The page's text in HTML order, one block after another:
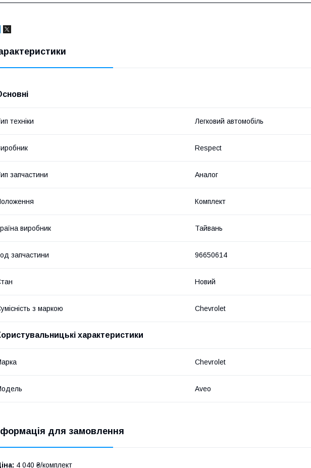
техніки Легковий автомобіль
Respect
запчастини Аналог
Комплект
виробник Тайвань
запчастини 96650614
Новий
з маркою Chevrolet
характеристики
Chevrolet
Aveo
для замовлення
4 040 ₴/комплект